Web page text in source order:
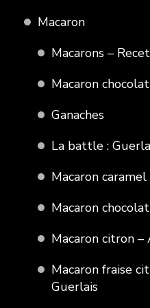
Macaron
Macarons –
Macaron chocolat
Ganaches
La battle :
Macaron
Macaron
Macaron citron
Macaron fraise
Guerlais